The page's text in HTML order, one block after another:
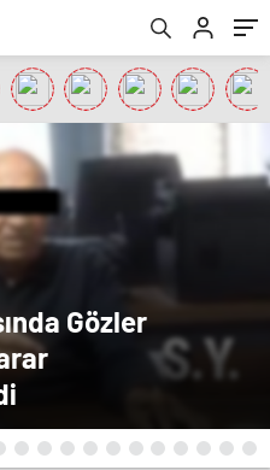
Gözler